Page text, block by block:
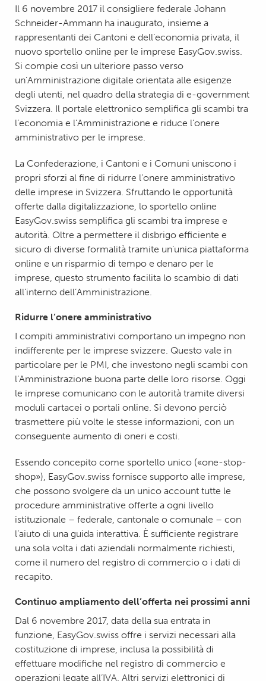
Il 6 novembre 2017 il consigliere federale Johann
Schneider-Ammann ha inaugurato, insieme a
rappresentanti dei Cantoni e dell’economia privata, il
nuovo sportello online per le imprese EasyGov.swiss.
Si compie così un ulteriore passo verso
un’Amministrazione digitale orientata alle esigenze
degli utenti, nel quadro della strategia di e-government
Svizzera. Il portale elettronico semplifica gli scambi tra
l’economia e l’Amministrazione e riduce l’onere
amministrativo per le imprese.
La Confederazione, i Cantoni e i Comuni uniscono i
propri sforzi al fine di ridurre l’onere amministrativo
delle imprese in Svizzera. Sfruttando le opportunità
offerte dalla digitalizzazione, lo sportello online
EasyGov.swiss semplifica gli scambi tra imprese e
autorità. Oltre a permettere il disbrigo efficiente e
sicuro di diverse formalità tramite un’unica piattaforma
online e un risparmio di tempo e denaro per le
imprese, questo strumento facilita lo scambio di dati
all’interno dell’Amministrazione.
Ridurre l’onere amministrativo
I compiti amministrativi comportano un impegno non
indifferente per le imprese svizzere. Questo vale in
particolare per le PMI, che investono negli scambi con
l’Amministrazione buona parte delle loro risorse. Oggi
le imprese comunicano con le autorità tramite diversi
moduli cartacei o portali online. Si devono perciò
trasmettere più volte le stesse informazioni, con un
conseguente aumento di oneri e costi.
Essendo concepito come sportello unico («one-stop-
shop»), EasyGov.swiss fornisce supporto alle imprese,
che possono svolgere da un unico account tutte le
procedure amministrative offerte a ogni livello
istituzionale – federale, cantonale o comunale – con
l’aiuto di una guida interattiva. È sufficiente registrare
una sola volta i dati aziendali normalmente richiesti,
come il numero del registro di commercio o i dati di
recapito.
Continuo ampliamento dell’offerta nei prossimi anni
Dal 6 novembre 2017, data della sua entrata in
funzione, EasyGov.swiss offre i servizi necessari alla
costituzione di imprese, inclusa la possibilità di
effettuare modifiche nel registro di commercio e
operazioni legate all’IVA. Altri servizi elettronici di